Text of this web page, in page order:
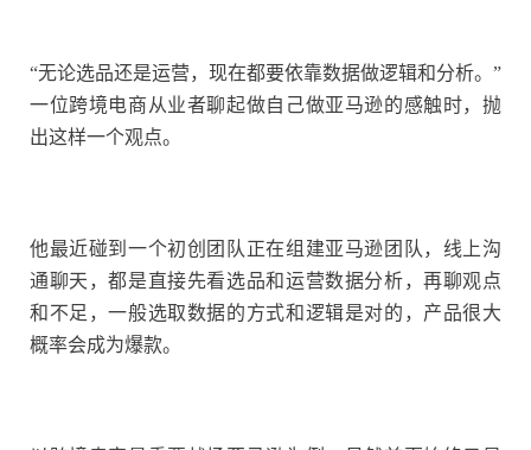
“无论选品还是运营，现在都要依靠数据做逻辑和分析。”
一位跨境电商从业者聊起做自己做亚马逊的感触时，抛
出这样一个观点。
他最近碰到一个初创团队正在组建亚马逊团队，线上沟
通聊天，都是直接先看选品和运营数据分析，再聊观点
和不足，一般选取数据的方式和逻辑是对的，产品很大
概率会成为爆款。